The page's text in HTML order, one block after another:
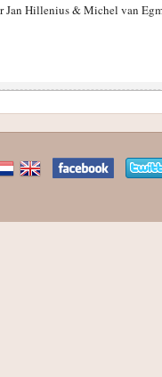
Jan Hillenius & Michel van